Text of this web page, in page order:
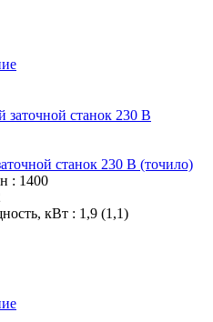
станок 230 В (точило)
: 1400
кВт : 1,9 (1,1)